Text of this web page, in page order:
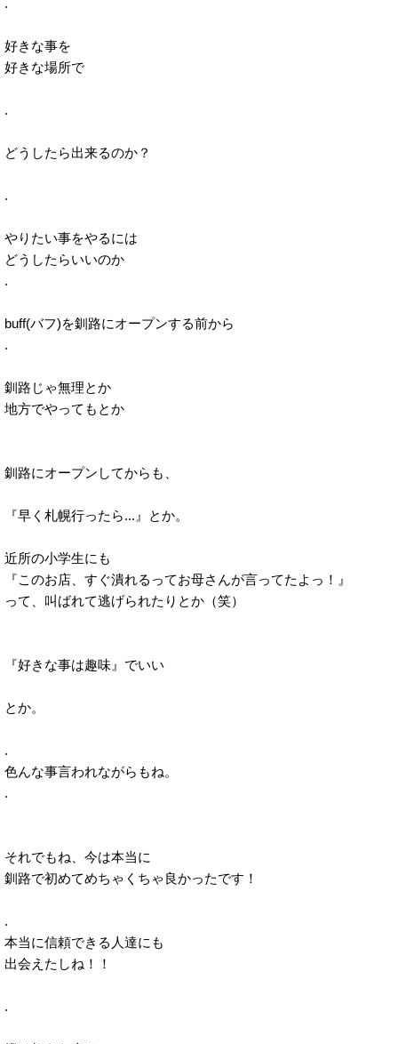
.
好きな事を
好きな場所で
.
どうしたら出来るのか？
.
やりたい事をやるには
どうしたらいいのか
.
buff(バフ)を釧路にオープンする前から
.
釧路じゃ無理とか
地方でやってもとか
釧路にオープンしてからも、
『早く札幌行ったら...』とか。
近所の小学生にも
『このお店、すぐ潰れるってお母さんが言ってたよっ！』
って、叫ばれて逃げられたりとか（笑）
『好きな事は趣味』でいい
とか。
.
色んな事言われながらもね。
.
それでもね、今は本当に
釧路で初めてめちゃくちゃ良かったです！
.
本当に信頼できる人達にも
出会えたしね！！
.